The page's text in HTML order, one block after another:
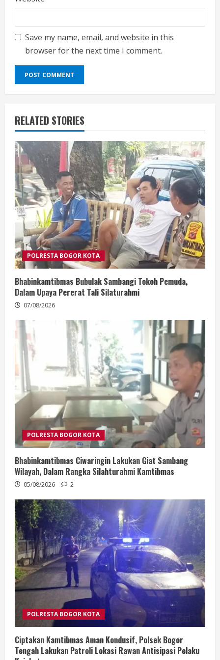
Save my name, email, and website in this
browser for the next time I comment.
RELATED STORIES
POLRESTA BOGOR KOTA
Bhabinkamtibmas Bubulak Sambangi Tokoh Pemuda,
Dalam Upaya Pererat Tali Silaturahmi
07/08/2026
POLRESTA BOGOR KOTA
Bhabinkamtibmas Ciwaringin Lakukan Giat Sambang
Wilayah, Dalam Rangka Silahturahmi Kamtibmas
05/08/2026 2
POLRESTA BOGOR KOTA
Ciptakan Kamtibmas Aman Kondusif, Polsek Bogor
Tengah Lakukan Patroli Lokasi Rawan Antisipasi Pelaku